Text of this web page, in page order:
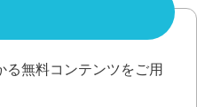
無料コンテンツをご用